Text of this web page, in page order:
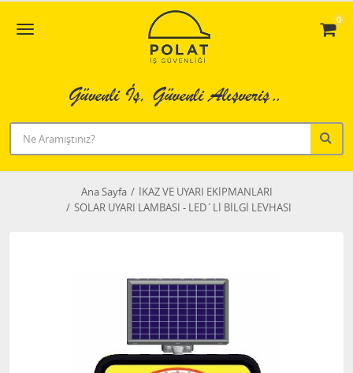
0
Ana Sayfa
İKAZ VE UYARI EKİPMANLARI
SOLAR UYARI LAMBASI - LED´Lİ BİLGİ LEVHASI